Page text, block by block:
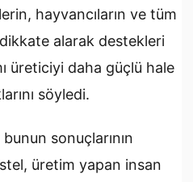
hayvancıların ve tüm
alarak destekleri
üreticiyi daha güçlü hale
söyledi.
sonuçlarının
üretim yapan insan